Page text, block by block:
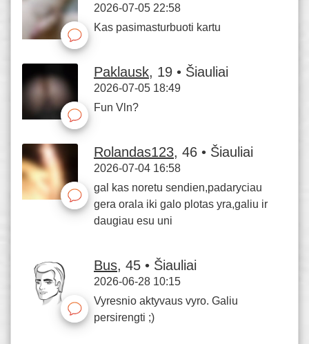
2026-07-05 22:58
Kas pasimasturbuoti kartu
Paklausk, 19 • Šiauliai
2026-07-05 18:49
Fun Vln?
Rolandas123, 46 • Šiauliai
2026-07-04 16:58
gal kas noretu sendien,padaryciau
gera orala iki galo plotas yra,galiu ir
daugiau esu uni
Bus, 45 • Šiauliai
2026-06-28 10:15
Vyresnio aktyvaus vyro. Galiu
persirengti ;)